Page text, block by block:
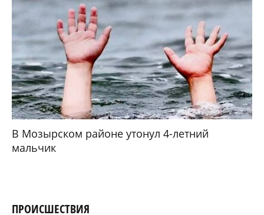
В Мозырском районе утонул 4-летний
мальчик
ПРОИСШЕСТВИЯ